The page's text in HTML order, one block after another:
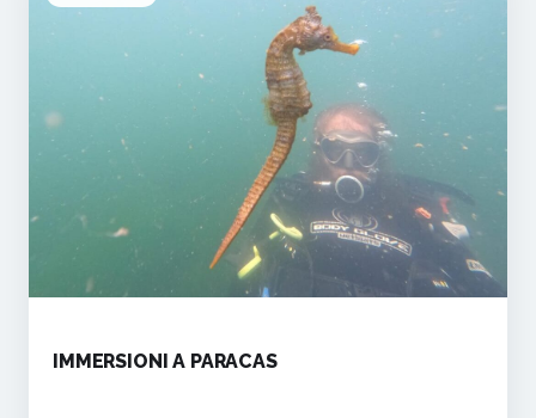
IMMERSIONI A PARACAS